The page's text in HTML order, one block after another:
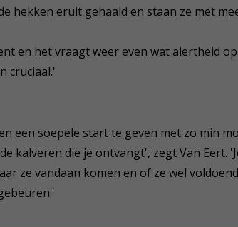
hekken eruit gehaald en staan ze met
en het vraagt weer even wat alertheid
cruciaal.'
een soepele start te geven met zo min
kalveren die je ontvangt', zegt Van Eert.
ze vandaan komen en of ze wel